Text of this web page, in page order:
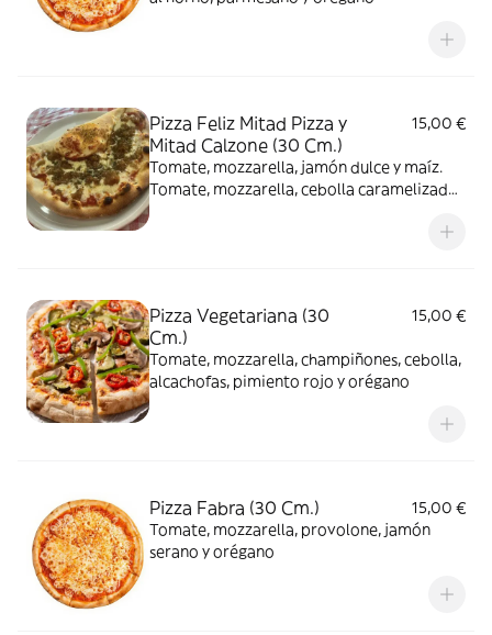
Pizza Feliz Mitad Pizza y
Mitad Calzone (30 Cm.)
15,00 €
Tomate, mozzarella, jamón dulce y maíz.
Tomate, mozzarella, cebolla caramelizada
Pizza Vegetariana (30
Cm.)
15,00 €
Tomate, mozzarella, champiñones, cebolla,
alcachofas, pimiento rojo y orégano
Pizza Fabra (30 Cm.)
15,00 €
Tomate, mozzarella, provolone, jamón
serano y orégano